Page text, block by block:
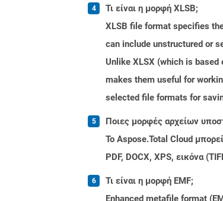
Τι είναι η μορφή XLSB;
XLSB file format specifies
can include unstructured or
Unlike XLSX (which is
makes them useful for
selected file formats for
Ποιες μορφές αρχείων
Το Aspose.Total Cloud
PDF, DOCX, XPS, εικόνα
Τι είναι η μορφή EMF;
Enhanced metafile format